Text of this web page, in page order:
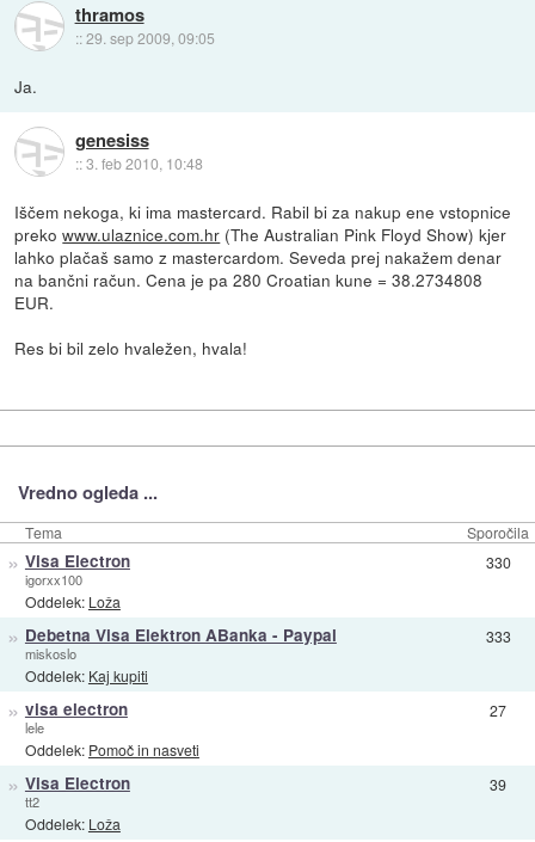
thramos
::29. sep 2009, 09:05
Ja.
genesiss
::3. feb 2010, 10:48
Iščem nekoga, ki ima mastercard. Rabil bi za nakup ene vstopnice
prekowww.ulaznice.com.hr (The Australian Pink Floyd Show) kjer
lahko plačaš samo z mastercardom. Seveda prej nakažem denar
na bančni račun. Cena je pa 280 Croatian kune = 38.2734808
EUR.
Res bi bil zelo hvaležen, hvala!
Vredno ogleda ...
Tema Sporočila
» Visa Electron
igorxx100
Oddelek: Loža
330
» Debetna Visa Elektron ABanka - Paypal
miskoslo
Oddelek: Kaj kupiti
333
» visa electron
lele
Oddelek: Pomoč in nasveti
27
» Visa Electron
tt2
Oddelek: Loža
39